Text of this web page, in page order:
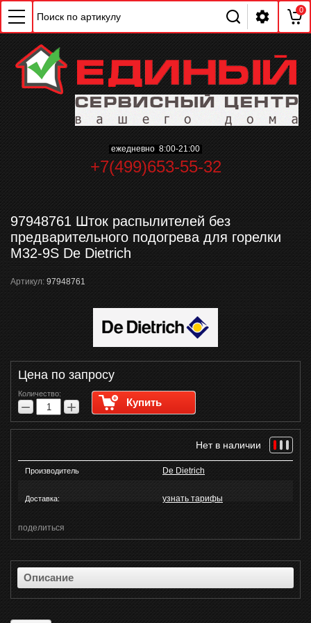
0
ежедневно 8:00-21:00
+7(499)653-55-32
97948761 Шток распылителей без
предварительного подогрева для горелки
M32-9S De Dietrich
Артикул: 97948761
Цена по запросу
Количество:
− + Купить
Нет в наличии
Производитель De Dietrich
Доставка: узнать тарифы
поделиться
Описание
ChatApp
online
Мессенджеры
Свяжитесь с нами через любой удобный
мессенджер!
WhatsApp